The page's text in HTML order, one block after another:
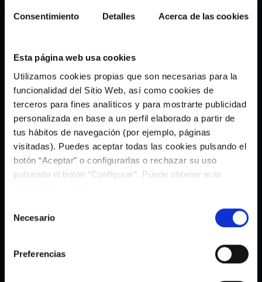
Consentimiento Detalles Acerca de las cookies
Esta página web usa cookies
Utilizamos cookies propias que son necesarias para la
funcionalidad del Sitio Web, así como cookies de
terceros para fines analíticos y para mostrarte publicidad
personalizada en base a un perfil elaborado a partir de
tus hábitos de navegación (por ejemplo, páginas
visitadas). Puedes aceptar todas las cookies pulsando el
botón “Aceptar” o configurarlas o rechazar su uso
pulsando el botón “Configurar”. Puede obtener más
Necesario
Preferencias